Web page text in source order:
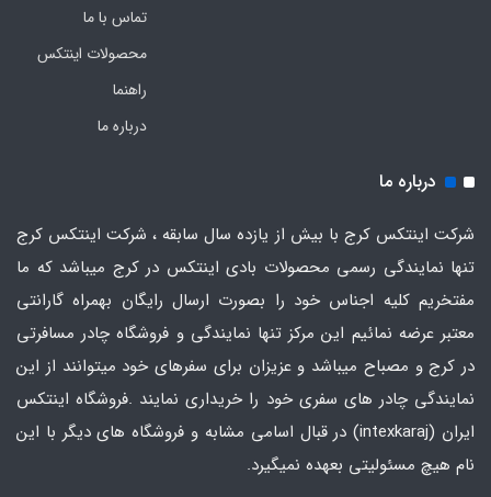
تماس با ما
محصولات اینتکس
راهنما
درباره ما
درباره ما
شرکت اینتکس کرج با بیش از یازده سال سابقه ، شرکت اینتکس کرج
تنها نمایندگی رسمی محصولات بادی اینتکس در کرج میباشد که ما
مفتخریم کلیه اجناس خود را بصورت ارسال رایگان بهمراه گارانتی
معتبر عرضه نمائیم این مرکز تنها نمایندگی و فروشگاه چادر مسافرتی
در کرج و مصباح میباشد و عزیزان برای سفرهای خود میتوانند از این
نمایندگی چادر های سفری خود را خریداری نمایند .فروشگاه اینتکس
ایران
(intexkaraj) در قبال اسامی مشابه و فروشگاه های دیگر با این
نام هیچ مسئولیتی بعهده نمیگیرد.